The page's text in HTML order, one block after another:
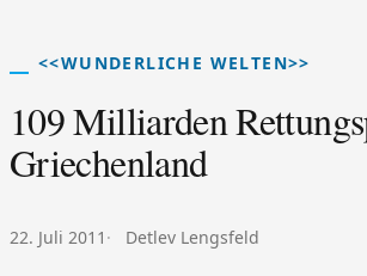
<<WUNDERLICHE WELTEN>>
109 Milliarden
Griechenland
Veröffentlicht am:
22. Juli 2011 Autor:
Detlev Lengsfeld